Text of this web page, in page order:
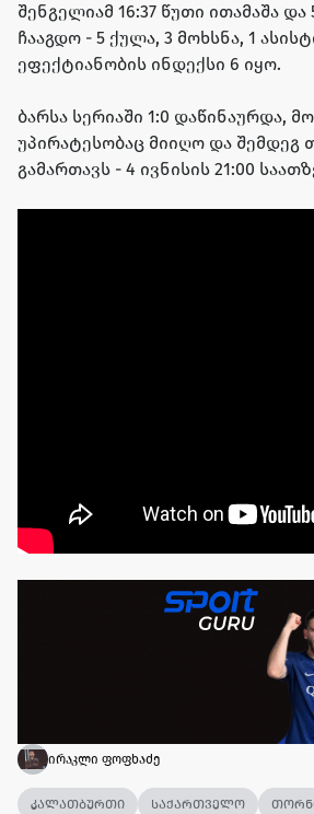
შენგელიამ 16:37 წუთი ითამაშა
ჩააგდო - 5 ქულა, 3 მოხსნა, 1
ეფექტიანობის ინდექსი 6 იყო.
ბარსა სერიაში 1:0 დაწინაურდა,
უპირატესობაც მიიღო და შემდეგ
გამართავს - 4 ივნისის 21:00
ირაკლი ფოფხაძე
კალათბურთი საქართველო